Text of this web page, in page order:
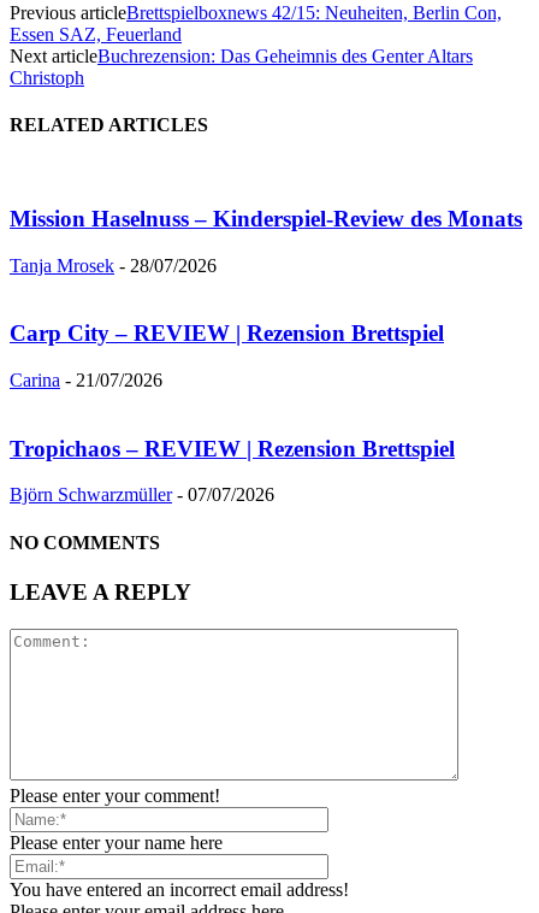
Previous articleBrettspielboxnews 42/15: Neuheiten, Berlin Con,
Essen SAZ, Feuerland
Next articleBuchrezension: Das Geheimnis des Genter Altars
Christoph
RELATED ARTICLES
Mission Haselnuss – Kinderspiel-Review des Monats
Tanja Mrosek - 28/07/2026
Carp City – REVIEW | Rezension Brettspiel
Carina - 21/07/2026
Tropichaos – REVIEW | Rezension Brettspiel
Björn Schwarzmüller - 07/07/2026
NO COMMENTS
LEAVE A REPLY
Please enter your comment!
Please enter your name here
You have entered an incorrect email address!